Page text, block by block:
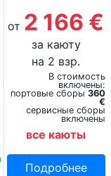
от 2 166 €
за каюту
на 2 взр.
В стоимость
включены:
портовые сборы 360
€
сервисные сборы
включены
все каюты
Подробнее